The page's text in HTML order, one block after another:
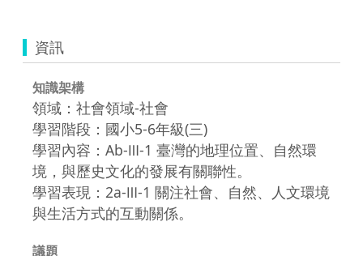
資訊
知識架構
領域：社會領域-社會
學習階段：國小5-6年級(三)
學習內容：Ab-Ⅲ-1 臺灣的地理位置、自然環
境，與歷史文化的發展有關聯性。
學習表現：2a-Ⅲ-1 關注社會、自然、人文環境
與生活方式的互動關係。
議題